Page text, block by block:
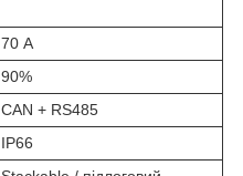
70 А
90%
CAN + RS485
IP66